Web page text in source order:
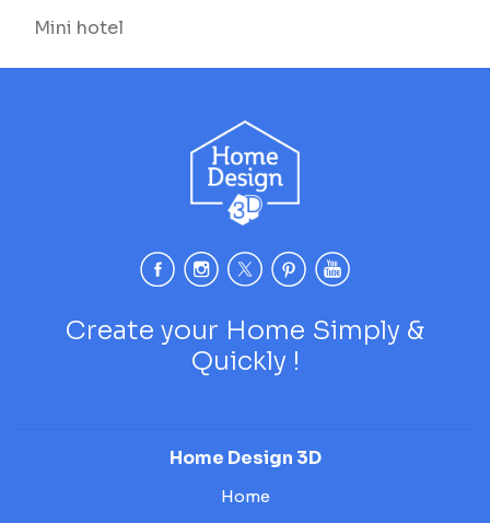
Mini hotel
Create your Home Simply &
Quickly !
Home Design 3D
Home